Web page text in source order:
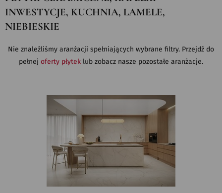
INWESTYCJE, KUCHNIA, LAMELE,
NIEBIESKIE
Nie znaleźliśmy aranżacji spełniających wybrane filtry. Przejdź do
pełnej oferty płytek lub zobacz nasze pozostałe aranżacje.